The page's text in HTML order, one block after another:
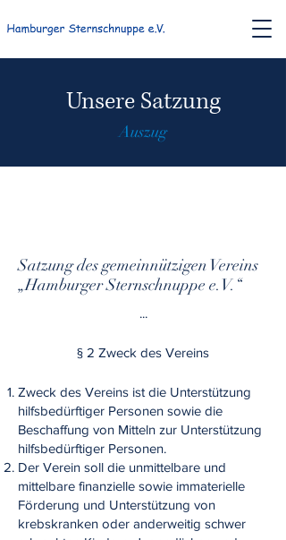
Unsere Satzung
Auszug
Satzung des gemeinnützigen Vereins
„Hamburger Sternschnuppe e.V.“
...
§ 2 Zweck des Vereins
Zweck des Vereins ist die Unterstützung
hilfsbedürftiger Personen sowie die
Beschaffung von Mitteln zur Unterstützung
hilfsbedürftiger Personen.
Der Verein soll die unmittelbare und
mittelbare finanzielle sowie immaterielle
Förderung und Unterstützung von
krebskranken oder anderweitig schwer